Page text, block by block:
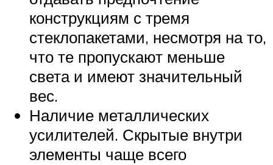
конструкциям с тремя
стеклопакетами, несмотря на то,
что те пропускают меньше
света и имеют значительный
вес.
Наличие металлических
усилителей. Скрытые внутри
элементы чаще всего